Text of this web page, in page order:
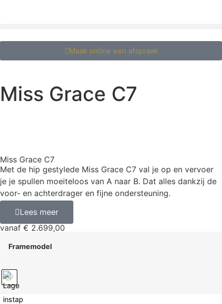
Maak online een afspraak
Miss Grace C7
Miss Grace C7
Met de hip gestylede Miss Grace C7 val je op en vervoer
je je spullen moeiteloos van A naar B. Dat alles dankzij de
voor- en achterdrager en fijne ondersteuning.
Lees meer
vanaf € 2.699,00
Framemodel